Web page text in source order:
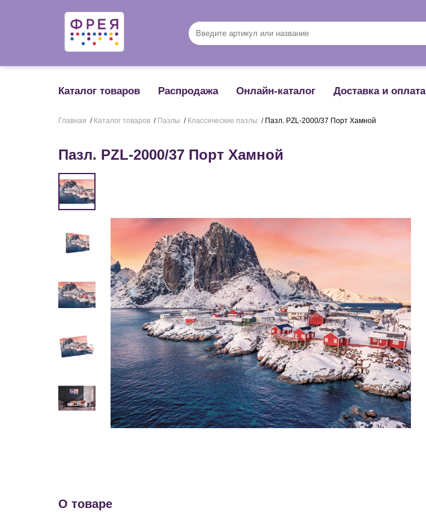
Каталог товаров Распродажа Онлайн-каталог Доставка и оплата
Главная / Каталог товаров / Пазлы / Классические пазлы / Пазл. PZL-2000/37 Порт Хамной
Пазл. PZL-2000/37 Порт Хамной
О товаре